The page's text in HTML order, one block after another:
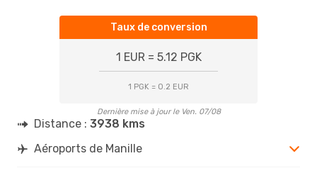
Taux de conversion
1 EUR = 5.12 PGK
1 PGK = 0.2 EUR
Dernière mise à jour le Ven. 07/08
Distance : 3938 kms
Aéroports de Manille